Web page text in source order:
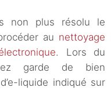
non plus résolu le
au nettoyage
. Lors du
garde de bien
liquide indiqué sur